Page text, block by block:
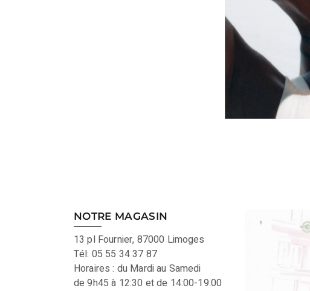
NOTRE MAGASIN
13 pl Fournier, 87000 Limoges
Tél: 05 55 34 37 87
Horaires : du Mardi au Samedi
de 9h45 à 12:30 et de 14:00-19:00